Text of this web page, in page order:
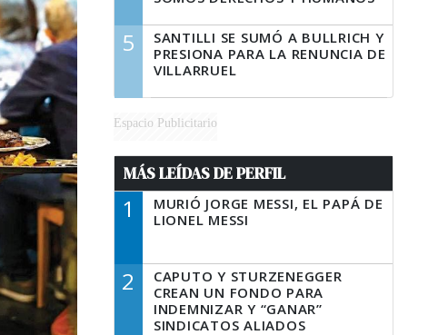
5
SANTILLI SE SUMÓ A BULLRICH Y
PRESIONA PARA LA RENUNCIA DE
VILLARRUEL
Espacio Publicitario
MÁS LEÍDAS DE PERFIL
1
MURIÓ JORGE MESSI, EL PAPÁ DE
LIONEL MESSI
2
CAPUTO Y STURZENEGGER
CREAN UN FONDO PARA
INDEMNIZAR Y “GANAR”
SINDICATOS ALIADOS